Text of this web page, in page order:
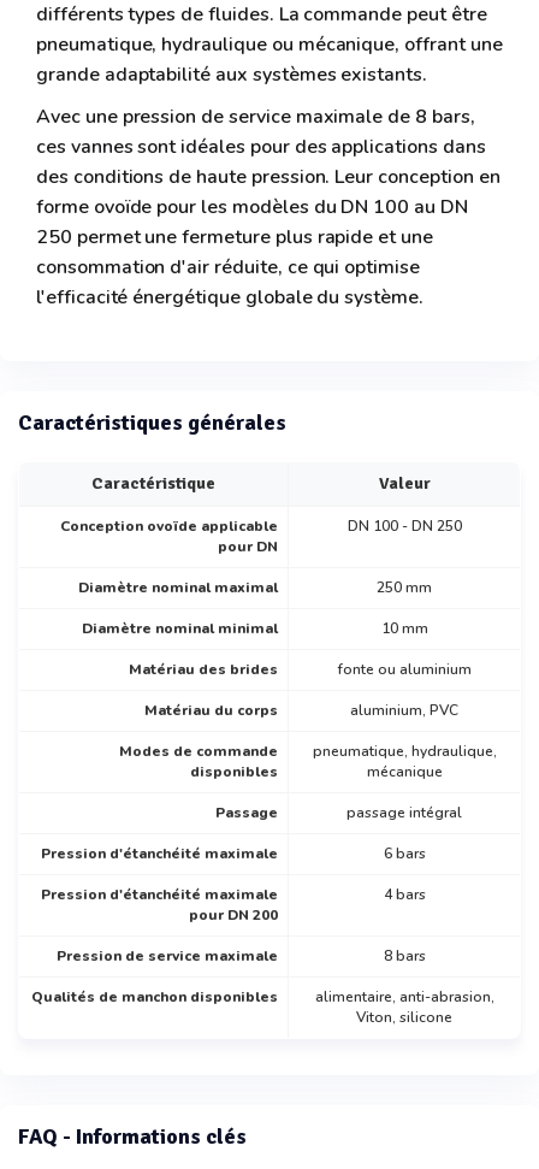
différents types de fluides. La commande peut être
pneumatique, hydraulique ou mécanique, offrant une
grande adaptabilité aux systèmes existants.
Avec une pression de service maximale de 8 bars,
ces vannes sont idéales pour des applications dans
des conditions de haute pression. Leur conception en
forme ovoïde pour les modèles du DN 100 au DN
250 permet une fermeture plus rapide et une
consommation d'air réduite, ce qui optimise
l'efficacité énergétique globale du système.
Caractéristiques générales
Caractéristique Valeur
Conception ovoïde applicable
pour DN
DN 100 - DN 250
Diamètre nominal maximal 250 mm
Diamètre nominal minimal 10 mm
Matériau des brides fonte ou aluminium
Matériau du corps aluminium, PVC
Modes de commande
disponibles
pneumatique, hydraulique,
mécanique
Passage passage intégral
Pression d'étanchéité maximale 6 bars
Pression d'étanchéité maximale
pour DN 200
4 bars
Pression de service maximale 8 bars
Qualités de manchon disponibles
alimentaire, anti-abrasion,
Viton, silicone
FAQ - Informations clés